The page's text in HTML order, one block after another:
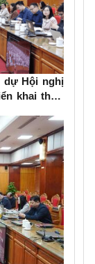
dự Hội nghị
khai thực